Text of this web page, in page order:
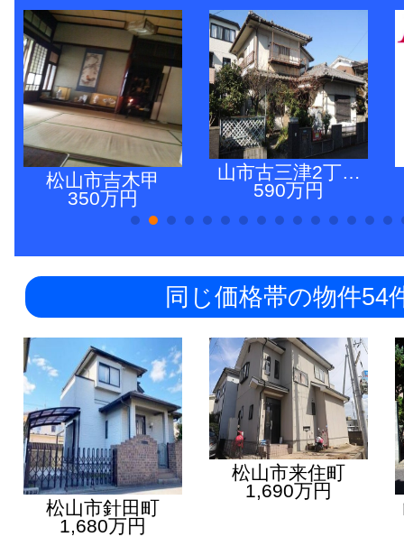
松山市吉木甲
350万円
山市古三津2丁…
590万円
同じ価格帯の物件54
松山市針田町
1,680万円
松山市来住町
1,690万円